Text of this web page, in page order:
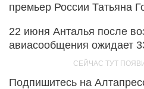
премьер России Татьяна
22 июня Анталья после
авиасообщения ожидает
Подпишитесь на